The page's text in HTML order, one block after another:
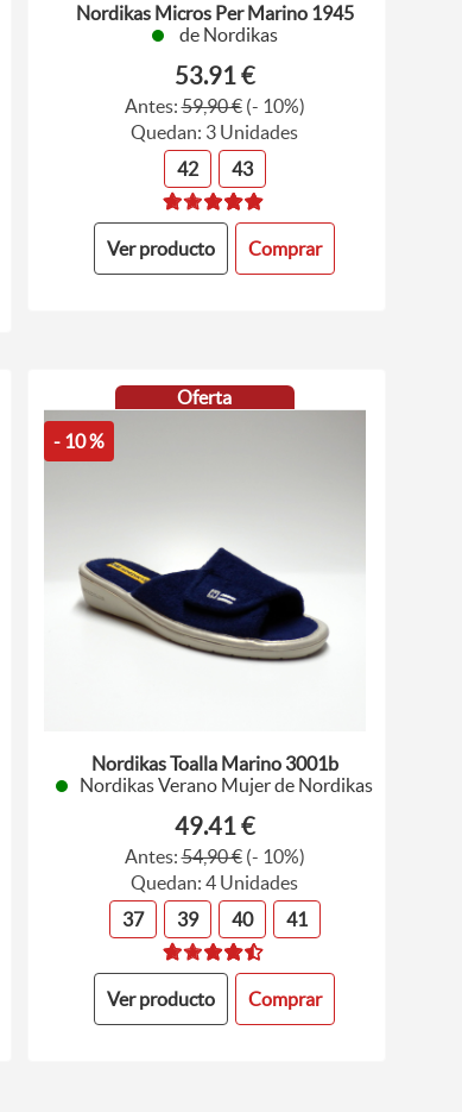
Nordikas Micros Per Marino 1945
de Nordikas
53.91 €
Antes:59,90 €(- 10%)
Quedan: 3 Unidades
42
43
Ver producto Comprar
Oferta
- 10 %
Nordikas Toalla Marino 3001b
Nordikas Verano Mujer de Nordikas
49.41 €
Antes:54,90 €(- 10%)
Quedan: 4 Unidades
37
39 40 41
Ver producto Comprar